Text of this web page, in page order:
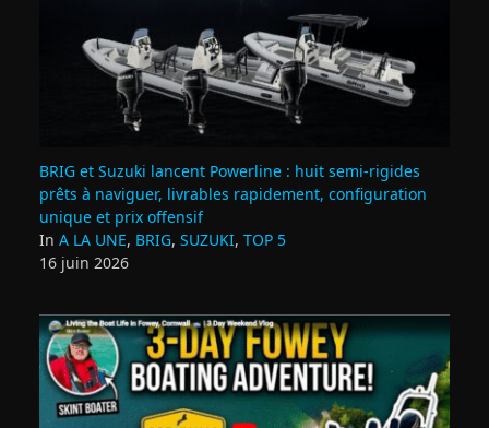
BRIG et Suzuki lancent Powerline : huit semi‑rigides
prêts à naviguer, livrables rapidement, configuration
unique et prix offensif
In A LA UNE, BRIG, SUZUKI, TOP 5
16 juin 2026